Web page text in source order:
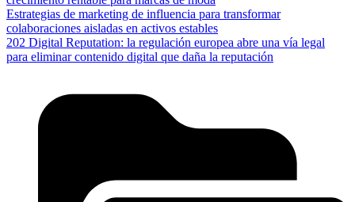
Estrategias de marketing de influencia para transformar
colaboraciones aisladas en activos estables
202 Digital Reputation: la regulación europea abre una vía legal
para eliminar contenido digital que daña la reputación